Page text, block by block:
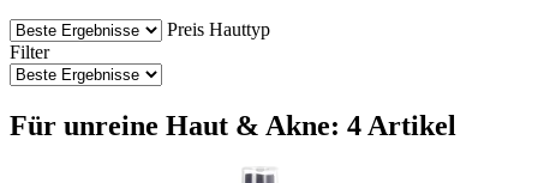
Preis Hauttyp
Filter
Für unreine Haut & Akne: 4 Artikel